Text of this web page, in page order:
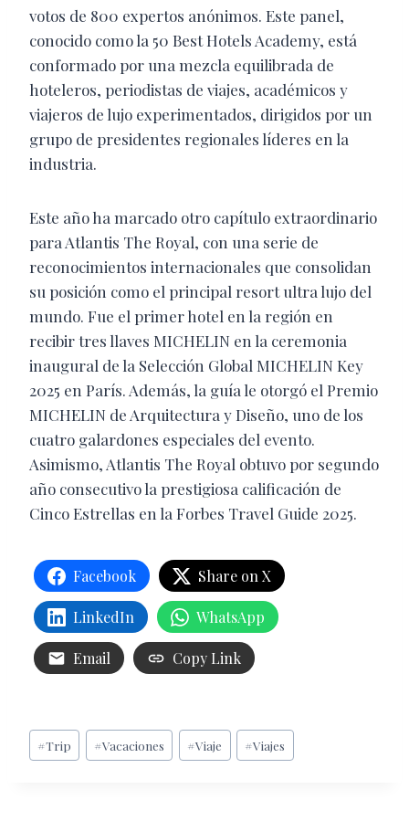
votos de 800 expertos anónimos. Este panel,
conocido como la 50 Best Hotels Academy, está
conformado por una mezcla equilibrada de
hoteleros, periodistas de viajes, académicos y
viajeros de lujo experimentados, dirigidos por un
grupo de presidentes regionales líderes en la
industria.
Este año ha marcado otro capítulo extraordinario
para Atlantis The Royal, con una serie de
reconocimientos internacionales que consolidan
su posición como el principal resort ultra lujo del
mundo. Fue el primer hotel en la región en
recibir tres llaves MICHELIN en la ceremonia
inaugural de la Selección Global MICHELIN Key
2025 en París. Además, la guía le otorgó el Premio
MICHELIN de Arquitectura y Diseño, uno de los
cuatro galardones especiales del evento.
Asimismo, Atlantis The Royal obtuvo por segundo
año consecutivo la prestigiosa calificación de
Cinco Estrellas en la Forbes Travel Guide 2025.
Facebook Share on X
LinkedIn WhatsApp
Email Copy Link
Etiquetas
de
#Trip #Vacaciones #Viaje #Viajes